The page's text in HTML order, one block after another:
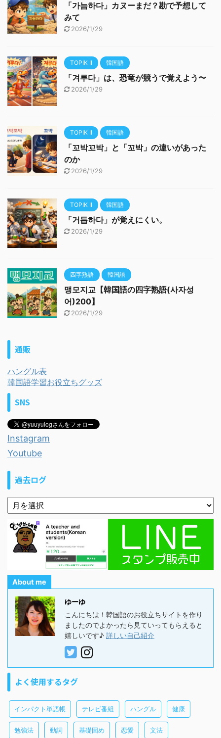
「가늠하다」カヌーまだ？勘で予想して
みて
2026/1/29
TOPIK II 韓国語
「겨루다」は、恐竜が競うで覚えよう〜
2026/1/29
TOPIK II 韓国語
「꼬박꼬박」と「꼬박」の違いがあった
のか
2026/1/29
TOPIK II 韓国語
「거듭하다」が覚えにくい。
2026/1/29
四字熟語 韓国語
맹모지교【韓国語の四字熟語(사자성
어)200】
2026/1/29
通販
ハングル表
韓国語学習お役立ちグッズ
SNS
Instagram
Youtube
過去ログ
About me
ゆーゆ
こんにちは！韓国語のお役立ちサイトを作り
ましたのでよかったら見ていってもらえると
嬉しいです♪ 詳しい自己紹介
よく使用するタグ
インパクト単語帳 テレビ番組 ハングル 健康
勉強法 動詞 基礎固め 恋愛 文法